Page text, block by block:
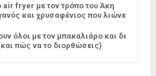
fryer με τον τρόπο του Άκη
και χρυσαφένιος που λιώνει
όλοι με τον μπακαλιάρο και δεν
πώς να το διορθώσεις)